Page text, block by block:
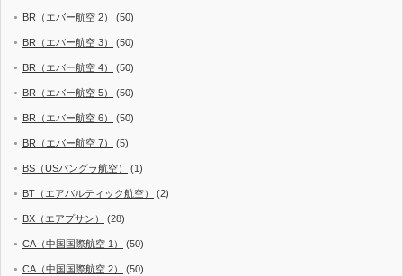
BR（エバー航空 2） (50)
BR（エバー航空 3） (50)
BR（エバー航空 4） (50)
BR（エバー航空 5） (50)
BR（エバー航空 6） (50)
BR（エバー航空 7） (5)
BS（USバングラ航空） (1)
BT（エアバルティック航空） (2)
BX（エアプサン） (28)
CA（中国国際航空 1） (50)
CA（中国国際航空 2） (50)